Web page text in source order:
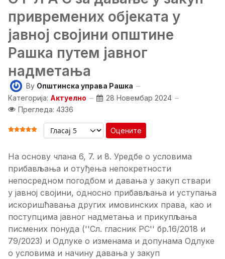
привремених објеката у
јавној својини општине
Рашка путем јавног
надметања
By Општинска управа Рашка
Категорија: Актуелно
28 Новембар 2024
Прегледа: 4336
ОЦЕНА КОРИСНИКА: 5
Оцените
На основу члана 6, 7. и 8. Уредбе о условима
прибављања и отуђења непокретности
непосредном погодбом и давања у закуп ствари
у јавној својини, односно прибављања и уступања
искоришћавања других имовинских права, као и
поступцима јавног надметања и прикупљања
писмених понуда (''Сл. гласник РС'' бр.16/2018 и
79/2023) и Одлуке о изменама и допунама Одлуке
о условима и начину давања у закуп